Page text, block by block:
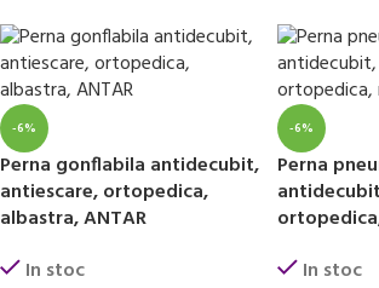
-6%
Perna gonflabila antidecubit,
antiescare, ortopedica,
albastra, ANTAR
In stoc
-6%
Perna
In stoc